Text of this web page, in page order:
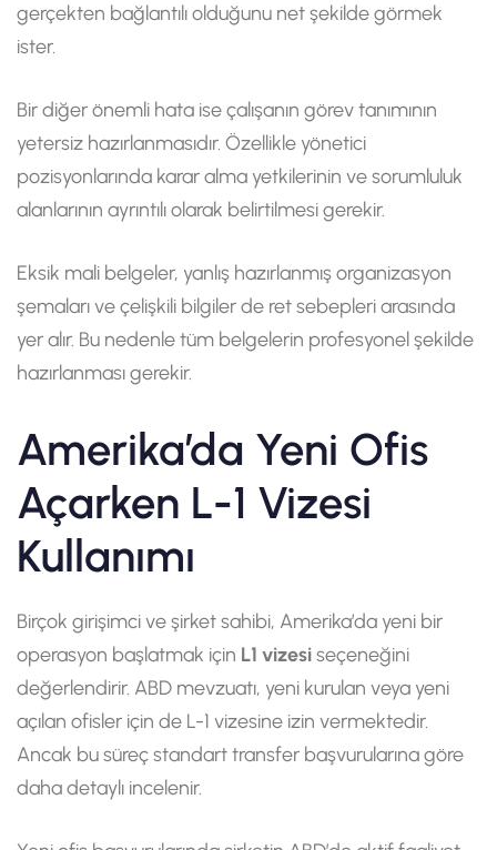
gerçekten bağlantılı olduğunu net şekilde görmek
ister.
Bir diğer önemli hata ise çalışanın görev tanımının
yetersiz hazırlanmasıdır. Özellikle yönetici
pozisyonlarında karar alma yetkilerinin ve sorumluluk
alanlarının ayrıntılı olarak belirtilmesi gerekir.
Eksik mali belgeler, yanlış hazırlanmış organizasyon
şemaları ve çelişkili bilgiler de ret sebepleri arasında
yer alır. Bu nedenle tüm belgelerin profesyonel şekilde
hazırlanması gerekir.
Amerika’da Yeni Ofis
Açarken L-1 Vizesi
Kullanımı
Birçok girişimci ve şirket sahibi, Amerika’da yeni bir
operasyon başlatmak için L1 vizesiseçeneğini
değerlendirir. ABD mevzuatı, yeni kurulan veya yeni
açılan ofisler için de L-1 vizesine izin vermektedir.
Ancak bu süreç standart transfer başvurularına göre
daha detaylı incelenir.